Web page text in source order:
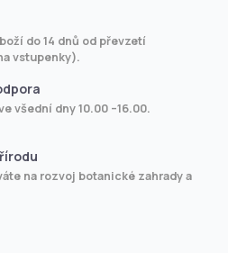
do 14 dnů od převzetí
vstupenky).
všední dny 10.00 –16.00.
na rozvoj botanické zahrady a